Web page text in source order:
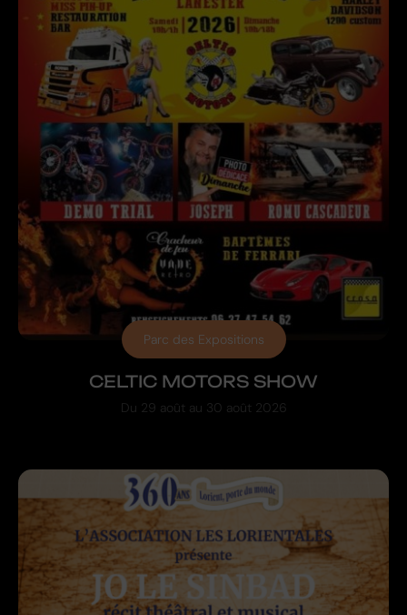
CELTIC MOTORS SHOW
Parc des Expositions
Du 29 août au 30 août 2026